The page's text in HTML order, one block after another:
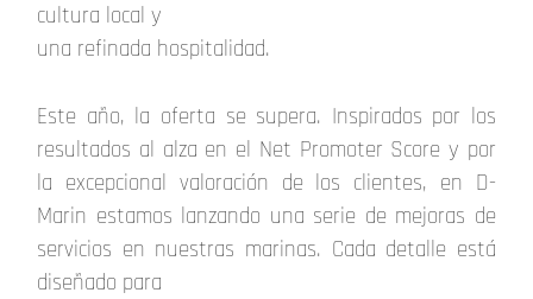
cultura local y
una refinada hospitalidad.
Este año, la oferta se supera. Inspirados por los
resultados al alza en el Net Promoter Score y por
la excepcional valoración de los clientes, en D-
Marin estamos lanzando una serie de mejoras de
servicios en nuestras marinas. Cada detalle está
diseñado para